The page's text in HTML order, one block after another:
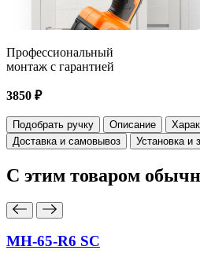
Профессиональный
монтаж с гарантией
3850 ₽
Подобрать ручку Описание
Доставка и самовывоз
Установка и
С этим товаром
MH-65-R6 SC